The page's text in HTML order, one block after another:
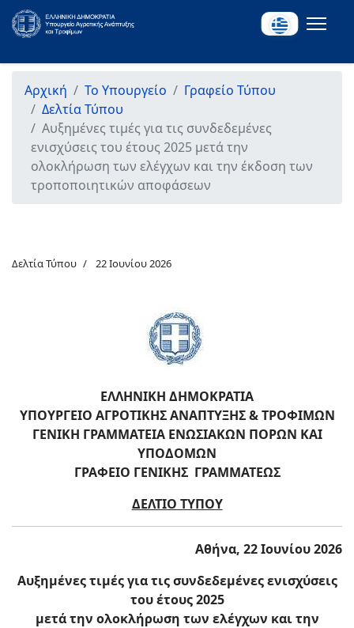
Αρχική Το Υπουργείο
Γραφείο Τύπου
Δελτία Τύπου
Αυξημένες τιμές για τις συνδεδεμένες
ενισχύσεις του έτους 2025 μετά την
ολοκλήρωση των ελέγχων και την έκδοση των
τροποποιητικών αποφάσεων
Δελτία Τύπου 22 Ιουνίου 2026
ΕΛΛΗΝΙΚΗ ΔΗΜΟΚΡΑΤΙΑ
ΥΠΟΥΡΓΕΙΟ ΑΓΡΟΤΙΚΗΣ ΑΝΑΠΤΥΞΗΣ & ΤΡΟΦΙΜΩΝ
ΓΕΝΙΚΗ ΓΡΑΜΜΑΤΕΙΑ ΕΝΩΣΙΑΚΩΝ ΠΟΡΩΝ ΚΑΙ
ΥΠΟΔΟΜΩΝ
ΓΡΑΦΕΙΟ ΓΕΝΙΚΗΣ ΓΡΑΜΜΑΤΕΩΣ
ΔΕΛΤΙΟ ΤΥΠΟΥ
Αθήνα, 22 Ιουνίου 2026
Αυξημένες τιμές για τις συνδεδεμένες ενισχύσεις
του έτους 2025
μετά την ολοκλήρωση των ελέγχων και την